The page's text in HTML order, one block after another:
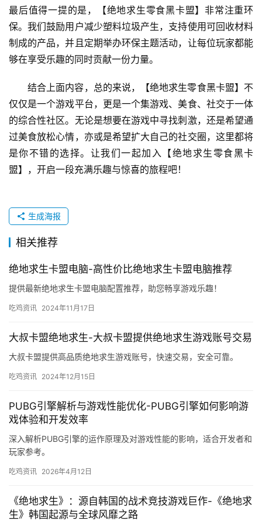
最后值得一提的是，【绝地求生零食黑卡盟】非常注重环
保。我们鼓励用户减少塑料垃圾产生，支持使用可回收材料
制成的产品，并且定期举办环保主题活动，让每位玩家都能
够在享受乐趣的同时贡献一份力量。
结合上面内容，总的来说，【绝地求生零食黑卡盟】不
仅仅是一个游戏平台，更是一个集游戏、美食、社交于一体
的综合性社区。无论是想要在游戏中寻找刺激，还是希望通
过美食放松心情，亦或是希望扩大自己的社交圈，这里都将
是你不错的选择。让我们一起加入【绝地求生零食黑卡
盟】，开启一段充满乐趣与惊喜的旅程吧！
生成海报
相关推荐
绝地求生卡盟电脑-高性价比绝地求生卡盟电脑推荐
提供最新绝地求生卡盟电脑配置推荐，助您畅享游戏乐趣！
吃鸡资讯 2024年11月17日
大叔卡盟绝地求生-大叔卡盟提供绝地求生游戏账号交易
大叔卡盟提供高品质绝地求生游戏账号，快速交易，安全可靠。
吃鸡资讯 2024年12月15日
PUBG引擎解析与游戏性能优化-PUBG引擎如何影响游
戏体验和开发效率
深入解析PUBG引擎的运作原理及对游戏性能的影响，适合开发者和
玩家参考。
吃鸡资讯 2026年4月12日
《绝地求生》：源自韩国的战术竞技游戏巨作-《绝地求
生》韩国起源与全球风靡之路